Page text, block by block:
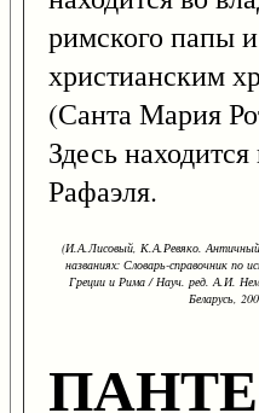
римского папы
христианским
(Санта Мария
Здесь
Рафаэля.
(И.А.Лисовый, К.А.Ревяко.
названиях: Словарь-справочник по
Греции и Рима / Науч. ред. А.И.
Беларусь,